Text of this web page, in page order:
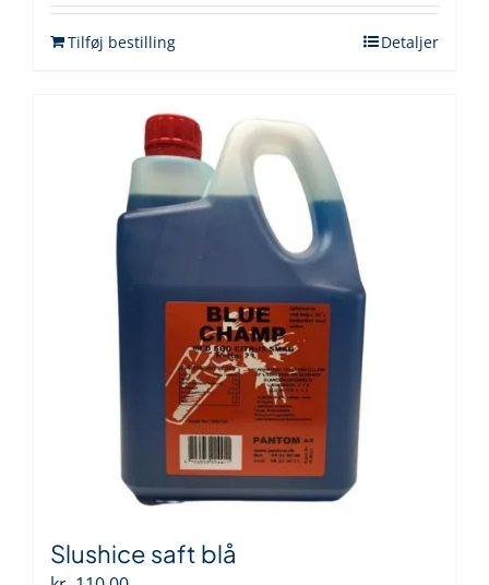
Tilføj bestilling Detaljer
Slushice saft blå